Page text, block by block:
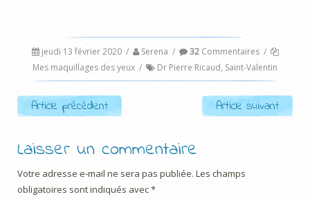
jeudi 13 février 2020 / Serena / 32Commentaires /
Mes maquillages des yeux / Dr Pierre Ricaud, Saint-Valentin
Post navigation
Article précédent Article suivant
Laisser un commentaire
Votre adresse e-mail ne sera pas publiée. Les champs
obligatoires sont indiqués avec*